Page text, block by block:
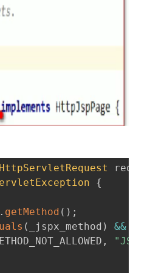
HttpServletRequest
{
. getMethod ( ) ;
( _jspx_method ) &&
, "JSP